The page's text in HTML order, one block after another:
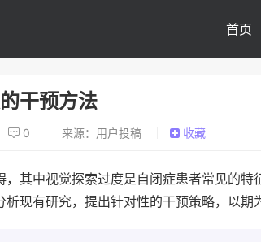
首页
干预方法
0 来源：用户投稿 收藏
其中视觉探索过度是自闭症患者常见的特
现有研究，提出针对性的干预策略，以期